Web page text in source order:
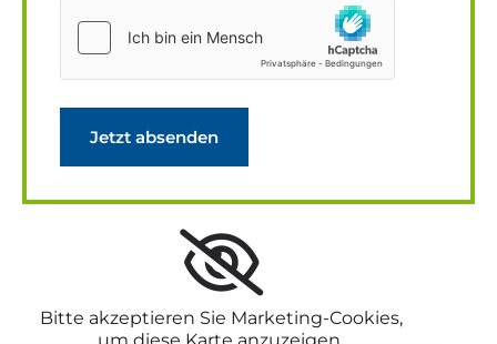
Bitte akzeptieren Sie Marketing-Cookies,
um diese Karte anzuzeigen.